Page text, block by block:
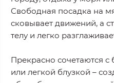
Свободная посадка на
сковывает движений, а
телу и легко
Прекрасно сочетаются
или легкой блузкой –